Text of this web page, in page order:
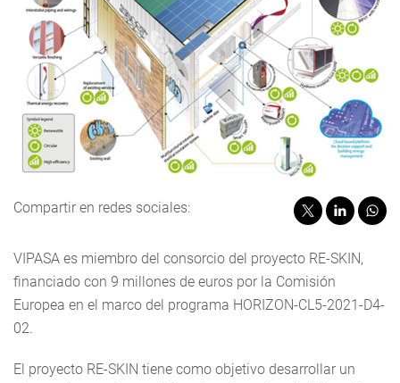
Compartir en redes sociales:
VIPASA es miembro del consorcio del proyecto RE-SKIN,
financiado con 9 millones de euros por la Comisión
Europea en el marco del programa HORIZON-CL5-2021-D4-
02.
El proyecto RE-SKIN tiene como objetivo desarrollar un